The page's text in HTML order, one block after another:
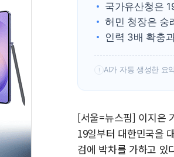
국가유산청은
허민 청장은 숭
인력 3배 확충
! AI가 자동 생성한 요
[서울=뉴스핌] 이지은
19일부터 대한민국을
검에 박차를 가하고 있